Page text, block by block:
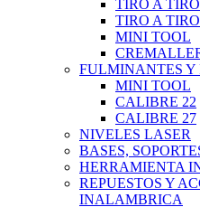
TIRO A
TIRO A
MINI TOOL
FULMINANTES Y
MINI TOOL
CALIBRE 22
CALIBRE 27
NIVELES LASER
BASES,
HERRAMIENTA
REPUESTOS Y
INALAMBRICA